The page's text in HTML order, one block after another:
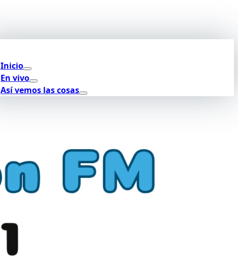
Inicio
En vivo
Así vemos las cosas